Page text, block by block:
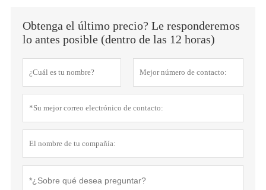
Obtenga el último precio? Le responderemos
lo antes posible (dentro de las 12 horas)